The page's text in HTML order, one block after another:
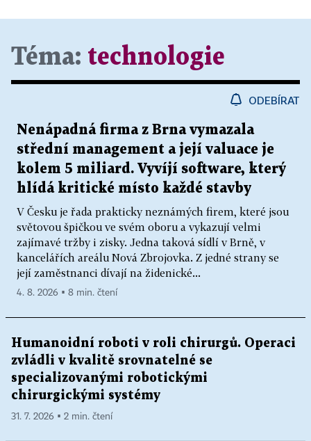
Téma: technologie
ODEBÍRAT
Nenápadná firma z Brna vymazala
střední management a její valuace je
kolem 5 miliard. Vyvíjí software, který
hlídá kritické místo každé stavby
V Česku je řada prakticky neznámých firem, které jsou
světovou špičkou ve svém oboru a vykazují velmi
zajímavé tržby i zisky. Jedna taková sídlí v Brně, v
kancelářích areálu Nová Zbrojovka. Z jedné strany se
její zaměstnanci dívají na židenické...
4. 8. 2026 ▪ 8 min. čtení
Humanoidní roboti v roli chirurgů. Operaci
zvládli v kvalitě srovnatelné se
specializovanými robotickými
chirurgickými systémy
31. 7. 2026 ▪ 2 min. čtení